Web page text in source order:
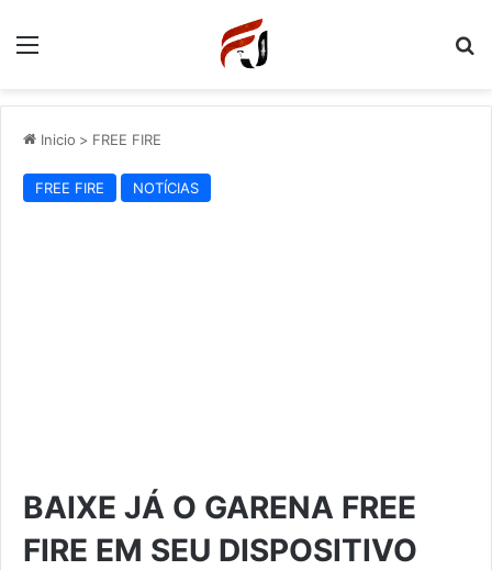
Menu
Inicio > FREE FIRE
FREE FIRE NOTÍCIAS
BAIXE JÁ O GARENA FREE
FIRE EM SEU DISPOSITIVO